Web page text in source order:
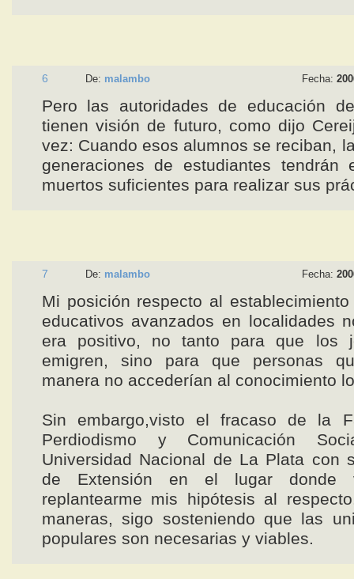
6 De: malambo Fecha:
Pero las autoridades de educación
tienen visión de futuro, como dijo
vez: Cuando esos alumnos se reciban,
generaciones de estudiantes tendrán
muertos suficientes para realizar sus
7 De: malambo Fecha:
Mi posición respecto al
educativos avanzados en localidades
era positivo, no tanto para que los
emigren, sino para que personas
manera no accederían al conocimiento
Sin embargo,visto el fracaso de la
Perdiodismo y Comunicación
Universidad Nacional de La Plata con
de Extensión en el lugar donde
replantearme mis hipótesis al
maneras, sigo sosteniendo que las
populares son necesarias y viables.